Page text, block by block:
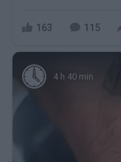
163 115
4 h 40 min